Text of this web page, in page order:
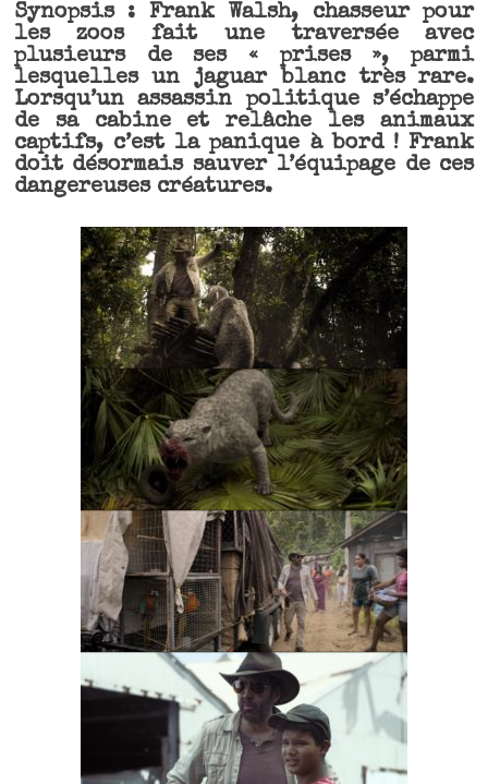
Synopsis : Frank Walsh, chasseur pour
les zoos fait une traversée avec
plusieurs de ses « prises », parmi
lesquelles un jaguar blanc très rare.
Lorsqu’un assassin politique s’échappe
de sa cabine et relâche les animaux
captifs, c’est la panique à bord ! Frank
doit désormais sauver l’équipage de ces
dangereuses créatures.